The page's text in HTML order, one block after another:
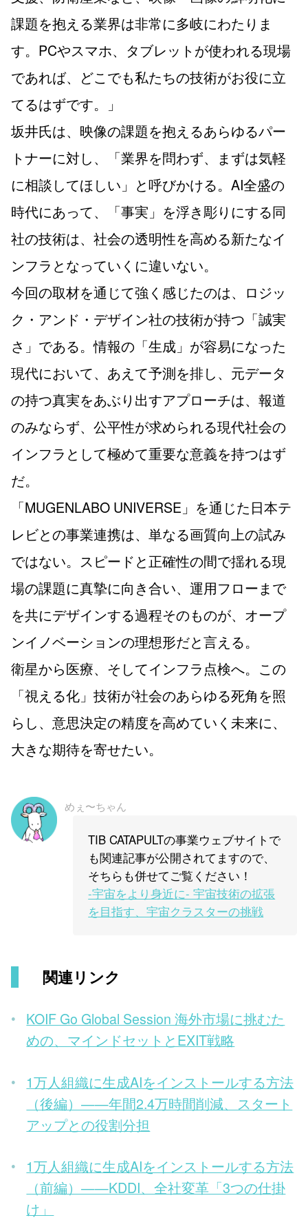
課題を抱える業界は非常に多岐にわたりま
す。PCやスマホ、タブレットが使われる現場
であれば、どこでも私たちの技術がお役に立
てるはずです。」
坂井氏は、映像の課題を抱えるあらゆるパー
トナーに対し、「業界を問わず、まずは気軽
に相談してほしい」と呼びかける。AI全盛の
時代にあって、「事実」を浮き彫りにする同
社の技術は、社会の透明性を高める新たなイ
ンフラとなっていくに違いない。
今回の取材を通じて強く感じたのは、ロジッ
ク・アンド・デザイン社の技術が持つ「誠実
さ」である。情報の「生成」が容易になった
現代において、あえて予測を排し、元データ
の持つ真実をあぶり出すアプローチは、報道
のみならず、公平性が求められる現代社会の
インフラとして極めて重要な意義を持つはず
だ。
「MUGENLABO UNIVERSE」を通じた日本テ
レビとの事業連携は、単なる画質向上の試み
ではない。スピードと正確性の間で揺れる現
場の課題に真摯に向き合い、運用フローまで
を共にデザインする過程そのものが、オープ
ンイノベーションの理想形だと言える。
衛星から医療、そしてインフラ点検へ。この
「視える化」技術が社会のあらゆる死角を照
らし、意思決定の精度を高めていく未来に、
大きな期待を寄せたい。
めぇ〜ちゃん
TIB CATAPULTの事業ウェブサイトで
も関連記事が公開されてますので、
そちらも併せてご覧ください！
-宇宙をより身近に- 宇宙技術の拡張
を目指す、宇宙クラスターの挑戦
関連リンク
KOIF Go Global Session 海外市場に挑むた
めの、マインドセットとEXIT戦略
1万人組織に生成AIをインストールする方法
（後編）——年間2.4万時間削減、スタート
アップとの役割分担
1万人組織に生成AIをインストールする方法
（前編）——KDDI、全社変革「3つの仕掛
け」